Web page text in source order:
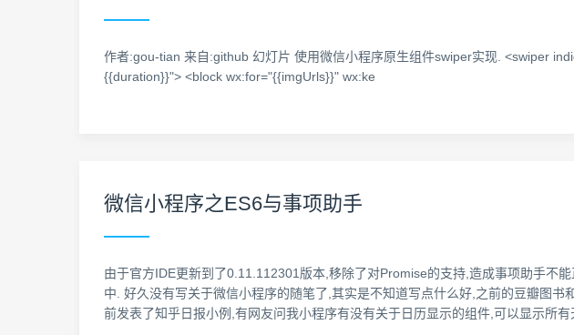
作者:gou-tian 来自:github 幻灯片 使用微信小程序原生组件swiper实现. <swiper
{{duration}}"> <block wx:for="{{imgUrls}}" wx:ke
微信小程序之ES6与事项助手
由于官方IDE更新到了0.11.112301版本,移除了对Promise的支持,造成事项助手不
中. 好久没有写关于微信小程序的随笔了,其实是不知道写点什么好,之前的豆瓣图
前发表了知乎日报小例,有网友问我小程序有没有关于日历显示的组件,可以显示所